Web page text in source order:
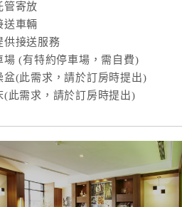
寄放
車輛
接送服務
(有特約停車場，需自費)
(此需求，請於訂房時提出)
需求，請於訂房時提出)